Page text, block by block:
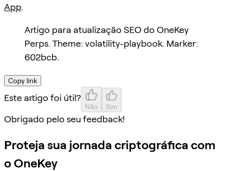
App.
Artigo para atualização SEO do OneKey
Perps. Theme: volatility-playbook. Marker:
602bcb.
Copy link
Este artigo foi útil?
Não Sim
Obrigado pelo seu feedback!
Proteja sua jornada criptográfica com
o OneKey